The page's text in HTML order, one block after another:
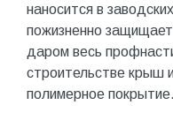
наносится в
пожизненно
даром весь
строительстве крыш
полимерное покрытие.